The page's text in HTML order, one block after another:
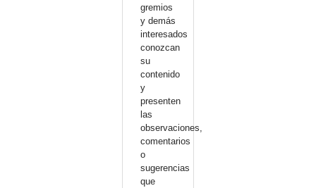
gremios
y demás
interesados
conozcan
su
contenido
y
presenten
las
observaciones,
comentarios
o
sugerencias
que